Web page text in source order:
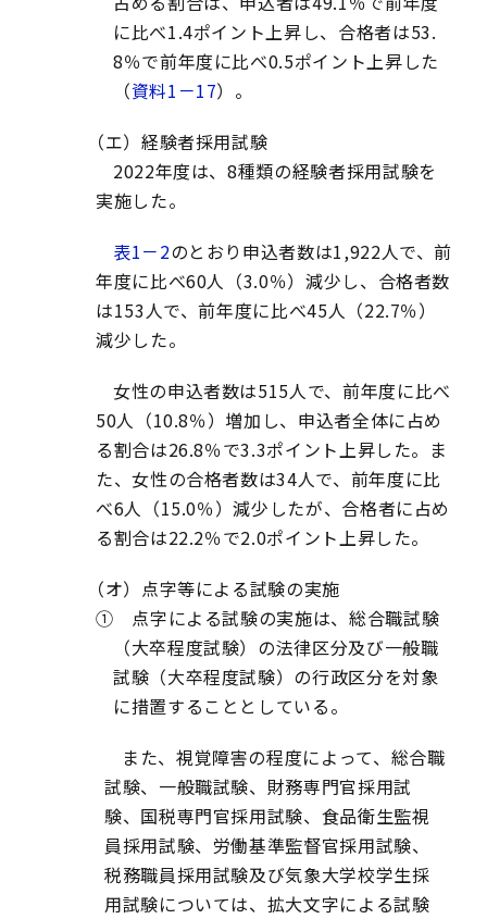
に比べ1.4ポイント上昇し、合格者は53.
8％で前年度に比べ0.5ポイント上昇した
（資料1－17）。
（エ）経験者採用試験
2022年度は、8種類の経験者採用試験を
実施した。
表1－2のとおり申込者数は1,922人で、前
年度に比べ60人（3.0％）減少し、合格者数
は153人で、前年度に比べ45人（22.7％）
減少した。
女性の申込者数は515人で、前年度に比べ
50人（10.8％）増加し、申込者全体に占め
る割合は26.8％で3.3ポイント上昇した。ま
た、女性の合格者数は34人で、前年度に比
べ6人（15.0％）減少したが、合格者に占め
る割合は22.2％で2.0ポイント上昇した。
（オ）点字等による試験の実施
① 点字による試験の実施は、総合職試験
（大卒程度試験）の法律区分及び一般職
試験（大卒程度試験）の行政区分を対象
に措置することとしている。
また、視覚障害の程度によって、総合職
試験、一般職試験、財務専門官採用試
験、国税専門官採用試験、食品衛生監視
員採用試験、労働基準監督官採用試験、
税務職員採用試験及び気象大学校学生採
用試験については、拡大文字による試験